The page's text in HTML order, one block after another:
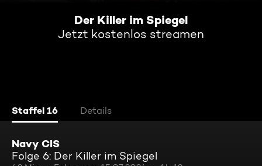
Der Killer im Spiegel
Jetzt kostenlos streamen
Staffel 16 Details
Navy CIS
Folge 6: Der Killer im Spiegel